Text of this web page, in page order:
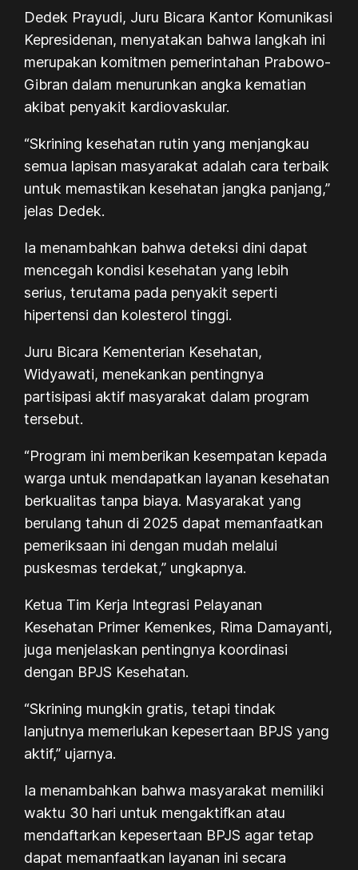
Dedek Prayudi, Juru Bicara Kantor Komunikasi
Kepresidenan, menyatakan bahwa langkah ini
merupakan komitmen pemerintahan Prabowo-
Gibran dalam menurunkan angka kematian
akibat penyakit kardiovaskular.
“Skrining kesehatan rutin yang menjangkau
semua lapisan masyarakat adalah cara terbaik
untuk memastikan kesehatan jangka panjang,”
jelas Dedek.
Ia menambahkan bahwa deteksi dini dapat
mencegah kondisi kesehatan yang lebih
serius, terutama pada penyakit seperti
hipertensi dan kolesterol tinggi.
Juru Bicara Kementerian Kesehatan,
Widyawati, menekankan pentingnya
partisipasi aktif masyarakat dalam program
tersebut.
“Program ini memberikan kesempatan kepada
warga untuk mendapatkan layanan kesehatan
berkualitas tanpa biaya. Masyarakat yang
berulang tahun di 2025 dapat memanfaatkan
pemeriksaan ini dengan mudah melalui
puskesmas terdekat,” ungkapnya.
Ketua Tim Kerja Integrasi Pelayanan
Kesehatan Primer Kemenkes, Rima Damayanti,
juga menjelaskan pentingnya koordinasi
dengan BPJS Kesehatan.
“Skrining mungkin gratis, tetapi tindak
lanjutnya memerlukan kepesertaan BPJS yang
aktif,” ujarnya.
Ia menambahkan bahwa masyarakat memiliki
waktu 30 hari untuk mengaktifkan atau
mendaftarkan kepesertaan BPJS agar tetap
dapat memanfaatkan layanan ini secara